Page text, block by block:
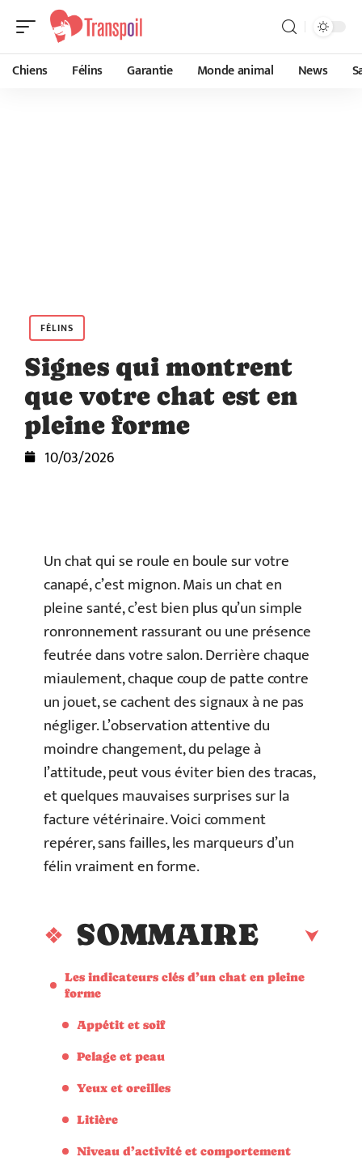
Chiens Félins Garantie Monde animal News
FÉLINS
Signes qui montrent
que votre chat est en
pleine forme
10/03/2026
Un chat qui se roule en boule sur votre
canapé, c’est mignon. Mais un chat en
pleine santé, c’est bien plus qu’un simple
ronronnement rassurant ou une présence
feutrée dans votre salon. Derrière chaque
miaulement, chaque coup de patte contre
un jouet, se cachent des signaux à ne pas
négliger. L’observation attentive du
moindre changement, du pelage à
l’attitude, peut vous éviter bien des tracas,
et quelques mauvaises surprises sur la
facture vétérinaire. Voici comment
repérer, sans failles, les marqueurs d’un
félin vraiment en forme.
SOMMAIRE
Les indicateurs clés d’un chat en pleine
forme
Appétit et soif
Pelage et peau
Yeux et oreilles
Litière
Niveau d’activité et comportement